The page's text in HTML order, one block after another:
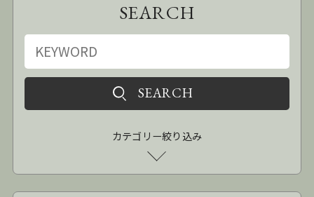
SEARCH
カテゴリー絞り込み